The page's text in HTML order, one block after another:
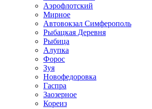
Аэрофлотский
Мирное
Автовокзал Симферополь
Рыбацкая Деревня
Рыбица
Алупка
Форос
Зуя
Новофедоровка
Гаспра
Заозерное
Кореиз